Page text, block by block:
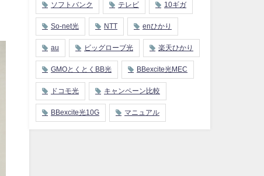
ソフトバンク テレビ 10ギガ
So-net光 NTT enひかり
au ビッグローブ光 楽天ひかり
GMOとくとくBB光 BBexcite光MEC
ドコモ光 キャンペーン比較
BBexcite光10G マニュアル